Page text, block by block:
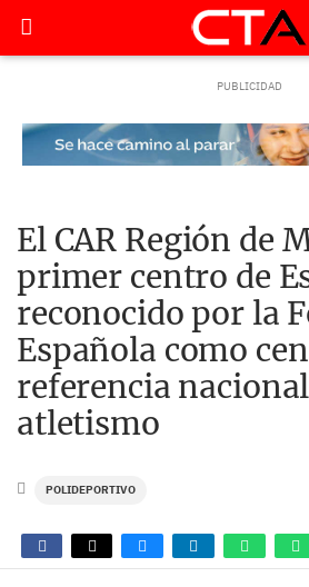
El CAR Región de
primer centro de
reconocido por la
Española como
referencia
atletismo
POLIDEPORTIVO